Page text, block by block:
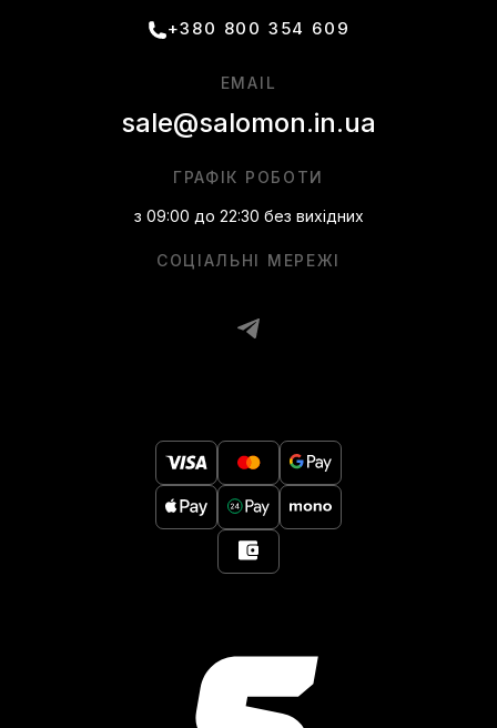
+380 800 354 609
СОЦІАЛЬНІ МЕРЕЖІ
ГРАФІК РОБОТИ
з 09:00 до 22:30 без вихідних
EMAIL
sale@salomon.in.ua